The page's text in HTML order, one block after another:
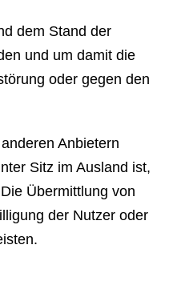
dem Stand der
und um damit die
oder gegen den
Anbietern
Sitz im Ausland ist,
Übermittlung von
der Nutzer oder